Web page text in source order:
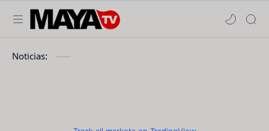
Noticias: